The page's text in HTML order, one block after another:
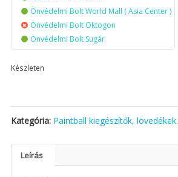
Önvédelmi Bolt World Mall ( Asia Center )
Önvédelmi Bolt Oktogon
Önvédelmi Bolt Sugár
Készleten
Kategória: Paintball kiegészítők, lövedékek.
Leírás